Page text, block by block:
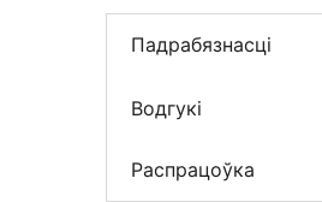
Падрабязнасці
Водгукі
Распрацоўка